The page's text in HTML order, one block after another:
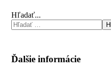
Hľadať...
Ďalšie informácie